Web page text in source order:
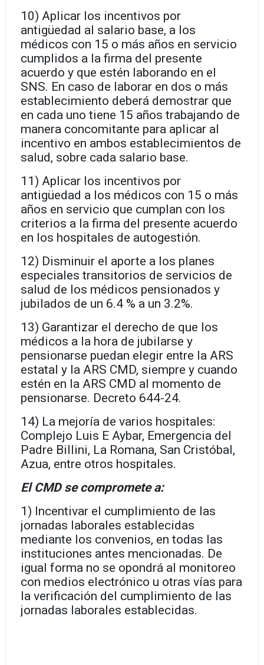
10) Aplicar los incentivos por
antigüedad al salario base, a los
médicos con 15 o más años en servicio
cumplidos a la firma del presente
acuerdo y que estén laborando en el
SNS. En caso de laborar en dos o más
establecimiento deberá demostrar que
en cada uno tiene 15 años trabajando de
manera concomitante para aplicar al
incentivo en ambos establecimientos de
salud, sobre cada salario base.
11) Aplicar los incentivos por
antigüedad a los médicos con 15 o más
años en servicio que cumplan con los
criterios a la firma del presente acuerdo
en los hospitales de autogestión.
12) Disminuir el aporte a los planes
especiales transitorios de servicios de
salud de los médicos pensionados y
jubilados de un 6.4 % a un 3.2%.
13) Garantizar el derecho de que los
médicos a la hora de jubilarse y
pensionarse puedan elegir entre la ARS
estatal y la ARS CMD, siempre y cuando
estén en la ARS CMD al momento de
pensionarse. Decreto 644-24.
14) La mejoría de varios hospitales:
Complejo Luis E Aybar, Emergencia del
Padre Billini, La Romana, San Cristóbal,
Azua, entre otros hospitales.
El CMD se compromete a:
1) Incentivar el cumplimiento de las
jornadas laborales establecidas
mediante los convenios, en todas las
instituciones antes mencionadas. De
igual forma no se opondrá al monitoreo
con medios electrónico u otras vías para
la verificación del cumplimiento de las
jornadas laborales establecidas.